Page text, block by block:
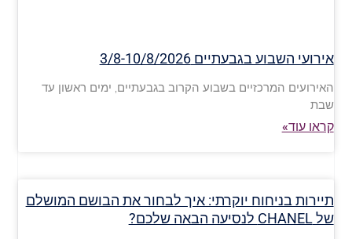
אירועי השבוע בגבעתיים 3/8-10/8/2026
האירועים המרכזיים בשבוע הקרוב בגבעתיים, ימים ראשון עד
שבת
קראו עוד»
תיירות בניחוח יוקרתי: איך לבחור את הבושם המושלם
של CHANEL לנסיעה הבאה שלכם?